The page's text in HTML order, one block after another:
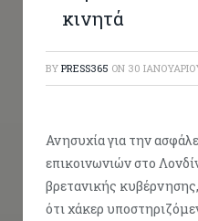
κινητά
BY PRESS365 ON 30
Ανησυχία για την
επικοινωνιών στο
βρετανικής
ότι χάκερ